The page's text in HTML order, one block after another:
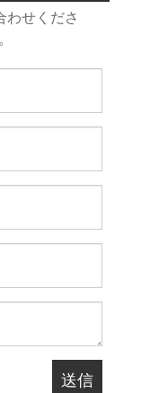
わせくださ